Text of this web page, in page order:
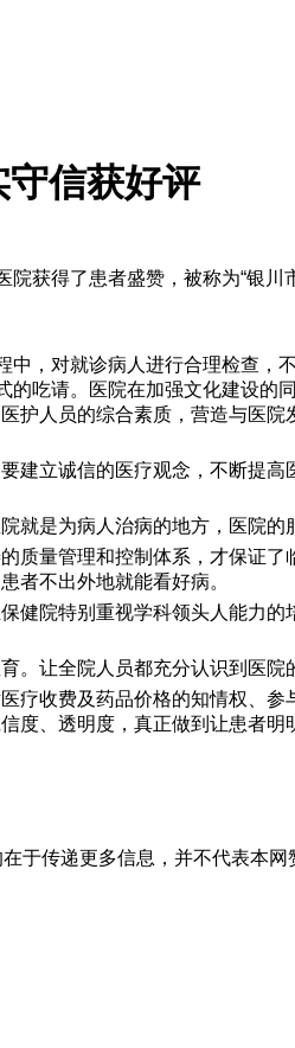
信获好评
获得了患者盛赞，被称为“银
，对就诊病人进行合理检查
吃请。医院在加强文化建设的
人员的综合素质，营造与医
立诚信的医疗观念，不断提
是为病人治病的地方，医院的
量管理和控制体系，才保证
者不出外地就能看好病。
院特别重视学科领头人能力
让全院人员都充分认识到医院
收费及药品价格的知情权、
度、透明度，真正做到让患者明
于传递更多信息，并不代表本网